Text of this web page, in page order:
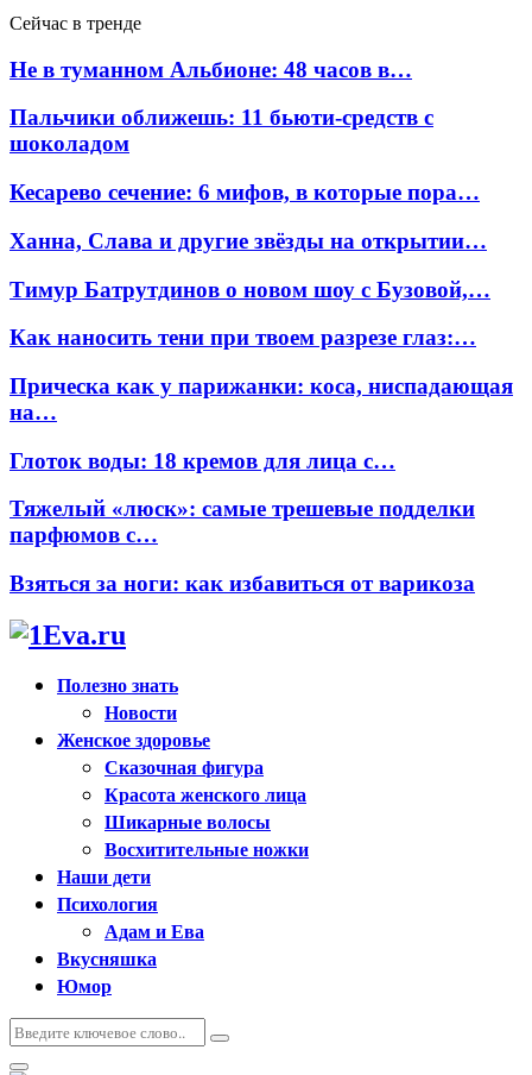
Сейчас в тренде
Не в туманном Альбионе: 48 часов в…
Пальчики оближешь: 11 бьюти-средств с
шоколадом
Кесарево сечение: 6 мифов, в которые пора…
Ханна, Слава и другие звёзды на открытии…
Тимур Батрутдинов о новом шоу с Бузовой,…
Как наносить тени при твоем разрезе глаз:…
Прическа как у парижанки: коса, ниспадающая
на…
Глоток воды: 18 кремов для лица с…
Тяжелый «люск»: самые трешевые подделки
парфюмов с…
Взяться за ноги: как избавиться от варикоза
Полезно знать
Новости
Женское здоровье
Сказочная фигура
Красота женского лица
Шикарные волосы
Восхитительные ножки
Наши дети
Психология
Адам и Ева
Вкусняшка
Юмор
Искать:
Поиск